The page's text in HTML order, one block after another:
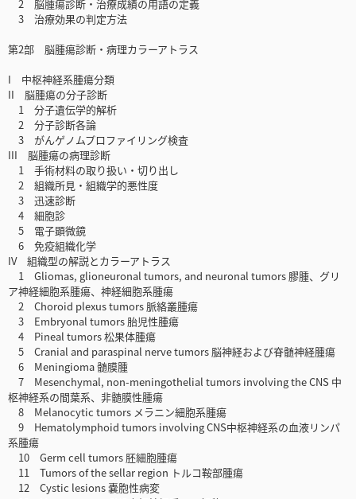
2 脳腫瘍診断・治療成績の用語の定義
3 治療効果の判定方法
第2部 脳腫瘍診断・病理カラーアトラス
I 中枢神経系腫瘍分類
II 脳腫瘍の分子診断
1 分子遺伝学的解析
2 分子診断各論
3 がんゲノムプロファイリング検査
III 脳腫瘍の病理診断
1 手術材料の取り扱い・切り出し
2 組織所見・組織学的悪性度
3 迅速診断
4 細胞診
5 電子顕微鏡
6 免疫組織化学
IV 組織型の解説とカラーアトラス
1 Gliomas, glioneuronal tumors, and neuronal tumors 膠腫、グリ
ア神経細胞系腫瘍、神経細胞系腫瘍
2 Choroid plexus tumors 脈絡叢腫瘍
3 Embryonal tumors 胎児性腫瘍
4 Pineal tumors 松果体腫瘍
5 Cranial and paraspinal nerve tumors 脳神経および脊髄神経腫瘍
6 Meningioma 髄膜腫
7 Mesenchymal, non-meningothelial tumors involving the CNS 中
枢神経系の間葉系、非髄膜性腫瘍
8 Melanocytic tumors メラニン細胞系腫瘍
9 Hematolymphoid tumors involving CNS中枢神経系の血液リンパ
系腫瘍
10 Germ cell tumors 胚細胞腫瘍
11 Tumors of the sellar region トルコ鞍部腫瘍
12 Cystic lesions 嚢胞性病変